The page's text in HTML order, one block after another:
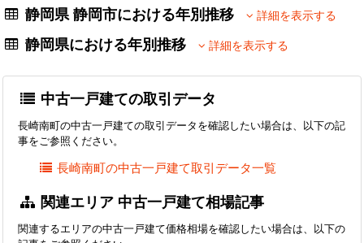
静岡県 静岡市における年別推移 詳細を表示する
静岡県における年別推移 詳細を表示する
中古一戸建ての取引データ
長崎南町の中古一戸建ての取引データを確認したい場合は、以下の記
事をご参照ください。
長崎南町の中古一戸建て取引データ一覧
関連エリア 中古一戸建て相場記事
関連するエリアの中古一戸建て価格相場を確認したい場合は、以下の